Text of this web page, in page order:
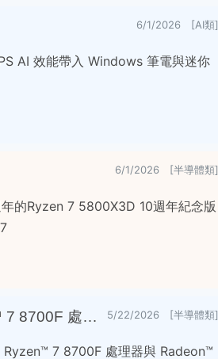
6/1/2026 [AI類]
AI 效能帶入 Windows 筆電與迷你
6/1/2026 [半導體類]
的Ryzen 7 5800X3D 10週年紀念版
宏碁推出全新 Acer Nitro 30 電競桌機，搭載 AMD Ryzen™ 7 8700F 處理器 5/22/2026 [半導體類]
7 8700F 處理器與 Radeon™